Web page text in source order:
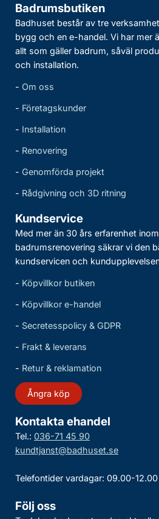
Badrumsbutiken
Badhuset består av tre
bygg och en e-handel. Vi har mer
allt som gäller badrum, såväl
och installation.
- Om oss
- Företagskunder
- Installation
- Renovering
- Genomförda projekt
- Rådgivning och 3D ritning
Kundservice
Med mer än 30 års erfarenhet
badrumsrenovering säkrar vi den
kundservicen och
- Köpvillkor butiken
- Köpvillkor e-handel
- Secretesspolicy & GDPR
- Frakt & leverans
- Retur & reklamation
Ångra köp
Kontakta ehandel
Tel.: 036-71 45 90
kundtjanst@badhuset.se
Telefontider vardagar: 09.00-12.00
Följ oss